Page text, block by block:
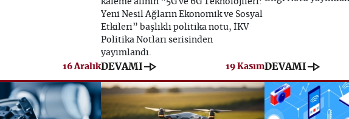
16 Aralık
kaleme alının “5G ve 6G Teknolojileri:
Yeni Nesil Ağların Ekonomik ve Sosyal
Etkileri” başlıklı politika notu, İKV
Politika Notları serisinden
yayımlandı.
DEVAMI line_end_arrow 19 KasımDEVAMI line_end_arrow